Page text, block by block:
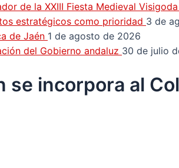
de la XXIII Fiesta Medieval Visigoda
estratégicos como prioridad 3 de
de Jaén 1 de agosto de 2026
del Gobierno andaluz 30 de julio
se incorpora al